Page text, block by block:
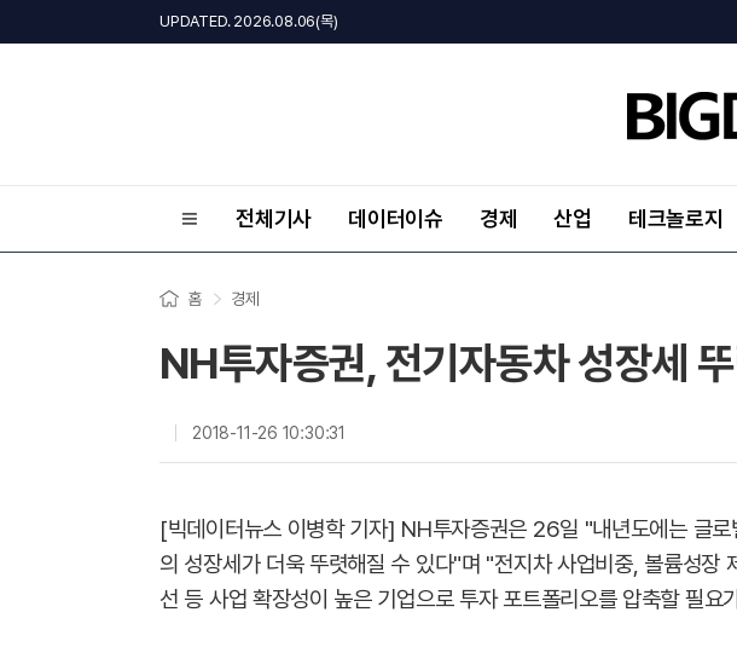
UPDATED. 2026.08.06(목)
전체기사 데이터이슈 경제 산업 테크놀로지
홈 경제
NH투자증권, 전기자동차 성장세
2018-11-26 10:30:31
[빅데이터뉴스 이병학 기자] NH투자증권은 26일 "내년도에는 글
의 성장세가 더욱 뚜렷해질 수 있다"며 "전지차 사업비중, 볼륨성장
선 등 사업 확장성이 높은 기업으로 투자 포트폴리오를 압축할 필요